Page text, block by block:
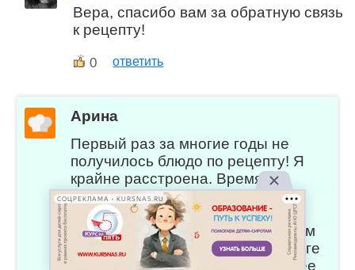
Вера, спасибо вам за обратную связь
к рецепту!
0 ответить
Арина
Первый раз за многие годы не
получилось блюдо по рецепту! Я
крайне расстроена. Время и
отличные ягоды потрачены зря.
(((не говоря об остальных
продуктах. В общем, пирог толком
не поднялся, весь прилип к фольге
(не увидела строчку про то, что ее
СОЦРЕКЛАМА • KURSNA5.RU